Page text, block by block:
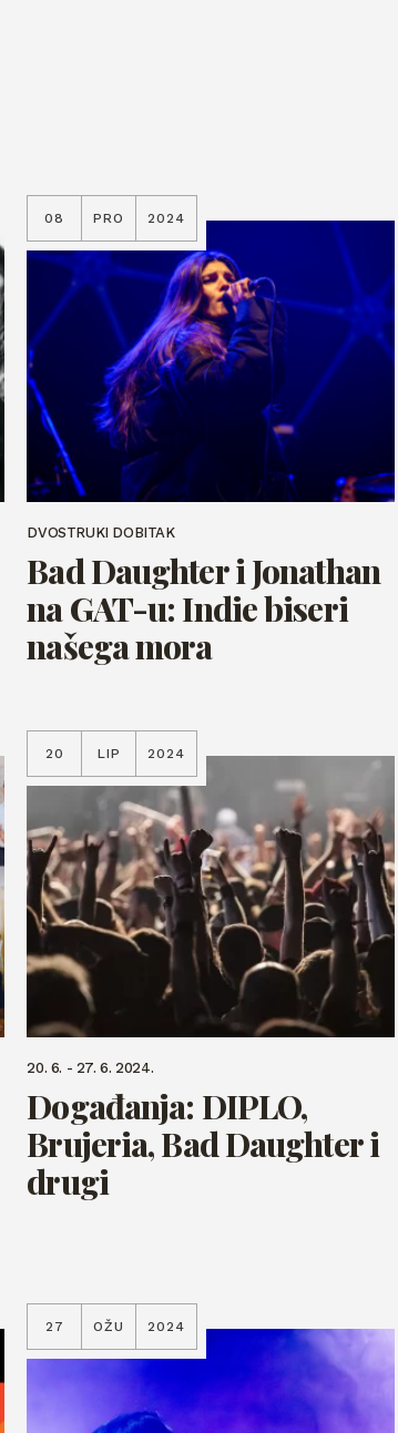
08 PRO 2024
DVOSTRUKI DOBITAK
Bad Daughter i Jonathan
na GAT-u: Indie biseri
našega mora
20 LIP 2024
20. 6. - 27. 6. 2024.
Događanja: DIPLO,
Brujeria, Bad Daughter i
drugi
27 OŽU 2024